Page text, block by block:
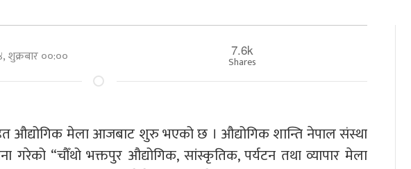
शुक्रबार ००:०० 7.6k
Shares
औद्योगिक मेला आजबाट शुरु भएको छ । औद्योगिक शान्ति नेपाल संस्था
गरेको “चौँथो भक्तपुर औद्योगिक, सांस्कृतिक, पर्यटन तथा व्यापार मेला